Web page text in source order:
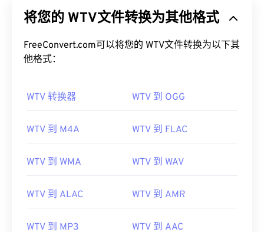
将您的 WTV文件转换为其他格式
FreeConvert.com可以将您的 WTV文件转换为以下其
他格式：
WTV 转换器 WTV 到 OGG
WTV 到 M4A WTV 到 FLAC
WTV 到 WMA WTV 到 WAV
WTV 到 ALAC WTV 到 AMR
WTV 到 MP3 WTV 到 AAC